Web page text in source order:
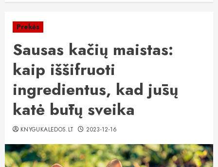
Prekės
Sausas kačių maistas:
kaip iššifruoti
ingredientus, kad jūsų
katė būtų sveika
KNYGUKALEDOS.LT 2023-12-16